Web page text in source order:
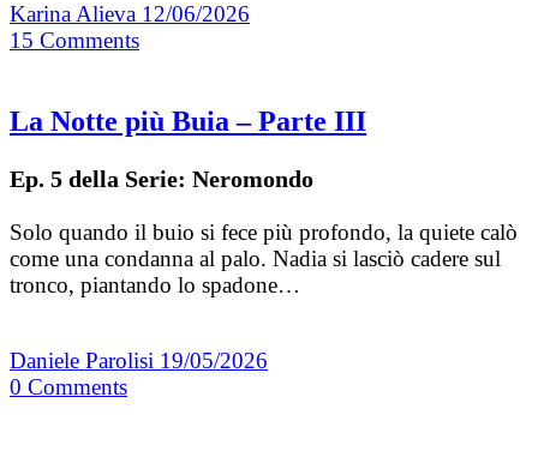
Karina Alieva 12/06/2026
15 Comments
La Notte più Buia – Parte III
Ep. 5 della Serie: Neromondo
Solo quando il buio si fece più profondo, la quiete calò
come una condanna al palo. Nadia si lasciò cadere sul
tronco, piantando lo spadone…
Daniele Parolisi 19/05/2026
0 Comments